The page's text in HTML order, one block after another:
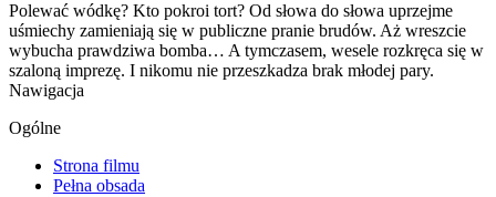
Polewać wódkę? Kto pokroi tort? Od słowa do słowa uprzejme
uśmiechy zamieniają się w publiczne pranie brudów. Aż wreszcie
wybucha prawdziwa bomba… A tymczasem, wesele rozkręca się w
szaloną imprezę. I nikomu nie przeszkadza brak młodej pary.
Nawigacja
Ogólne
Strona filmu
Pełna obsada